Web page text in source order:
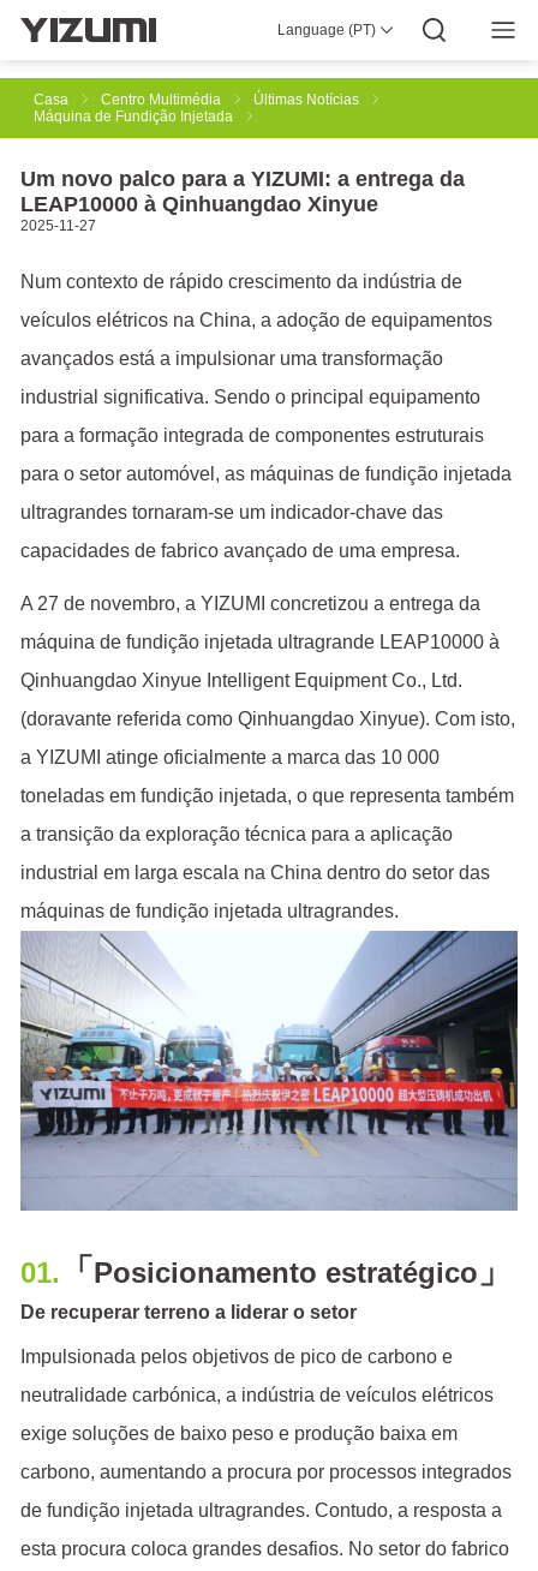
Language (PT)
Automatização Robótica
Sobre Nós YIZUMI 4.0
Sabedoria Global
Centro Multimédia
Relações com Investidores
Transferir
Casa
Centro Multimédia
Últimas Notícias
Máquina de Fundição Injetada
Um novo palco para a YIZUMI: a entrega da
LEAP10000 à Qinhuangdao Xinyue
2025-11-27
Num contexto de rápido crescimento da indústria de
veículos elétricos na China, a adoção de equipamentos
avançados está a impulsionar uma transformação
industrial significativa. Sendo o principal equipamento
para a formação integrada de componentes estruturais
para o setor automóvel, as máquinas de fundição injetada
ultragrandes tornaram-se um indicador-chave das
capacidades de fabrico avançado de uma empresa.
A 27 de novembro, a YIZUMI concretizou a entrega da
máquina de fundição injetada ultragrande LEAP10000 à
Qinhuangdao Xinyue Intelligent Equipment Co., Ltd.
(doravante referida como Qinhuangdao Xinyue). Com isto,
a YIZUMI atinge oficialmente a marca das 10 000
toneladas em fundição injetada, o que representa também
a transição da exploração técnica para a aplicação
industrial em larga escala na China dentro do setor das
máquinas de fundição injetada ultragrandes.
01. 「 Posicionamento estratégico 」
De recuperar terreno a liderar o setor
Impulsionada pelos objetivos de pico de carbono e
neutralidade carbónica, a indústria de veículos elétricos
exige soluções de baixo peso e produção baixa em
carbono, aumentando a procura por processos integrados
de fundição injetada ultragrandes. Contudo, a resposta a
esta procura coloca grandes desafios. No setor do fabrico